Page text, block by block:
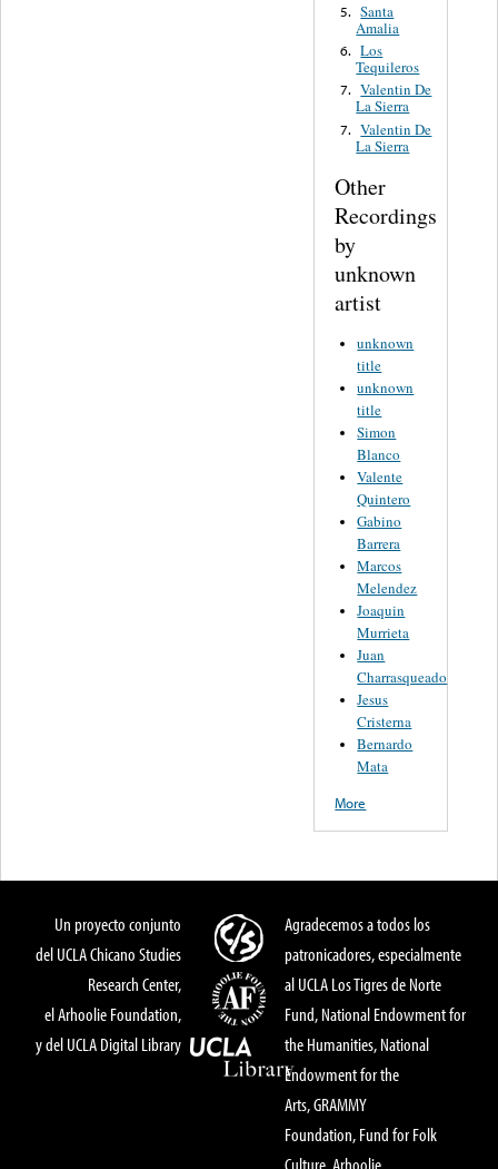
5. Santa
Amalia
6. Los
Tequileros
7. Valentin De
La Sierra
7. Valentin De
La Sierra
Other
Recordings
by
unknown
artist
unknown
title
unknown
title
Simon
Blanco
Valente
Quintero
Gabino
Barrera
Marcos
Melendez
Joaquin
Murrieta
Juan
Charrasqueado
Jesus
Cristerna
Bernardo
Mata
More
Un proyecto conjunto
del UCLA Chicano Studies
Research Center,
el Arhoolie Foundation,
y del UCLA Digital Library
Agradecemos a todos los
patronicadores, especialmente
al UCLA Los Tigres de Norte
Fund, National Endowment for
the Humanities, National
Endowment for the
Arts, GRAMMY
Foundation, Fund for Folk
Culture, Arhoolie